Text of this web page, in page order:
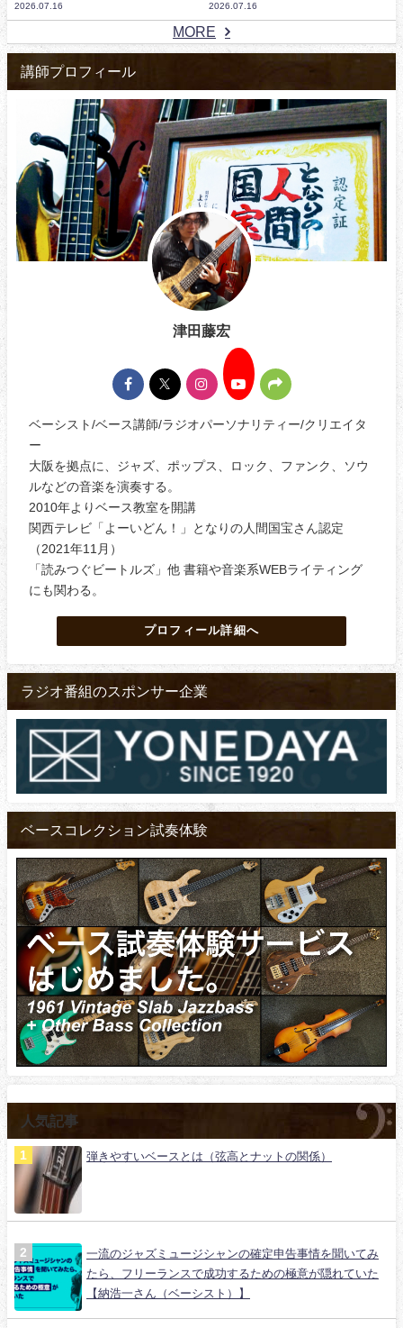
2026.07.16 2026.07.16
MORE
講師プロフィール
津田藤宏
ベーシスト/ベース講師/ラジオパーソナリティー/クリエイタ
ー
大阪を拠点に、ジャズ、ポップス、ロック、ファンク、ソウ
ルなどの音楽を演奏する。
2010年よりベース教室を開講
関西テレビ「よーいどん！」となりの人間国宝さん認定
（2021年11月）
「読みつぐビートルズ」他 書籍や音楽系WEBライティング
にも関わる。
プロフィール詳細へ
ラジオ番組のスポンサー企業
ベースコレクション試奏体験
人気記事
弾きやすいベースとは（弦高とナットの関係）
一流のジャズミュージシャンの確定申告事情を聞いてみ
たら、フリーランスで成功するための極意が隠れていた
【納浩一さん（ベーシスト）】